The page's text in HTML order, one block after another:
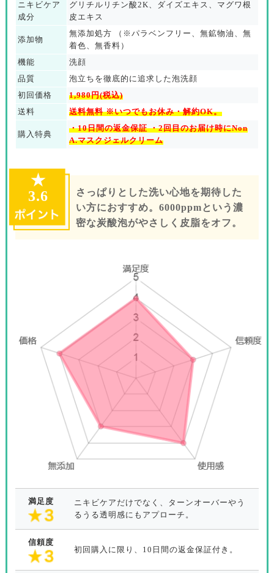
ニキビケア
成分
グリチルリチン酸2K、ダイズエキス、マグワ根
皮エキス
添加物
無添加処方 （※パラベンフリー、無鉱物油、無
着色、無香料）
機能
洗顔
品質
泡立ちを徹底的に追求した泡洗顔
初回価格
1,980円(税込)
送料
送料無料 ※いつでもお休み・解約OK。
購入特典
・10日間の返金保証 ・2回目のお届け時にNon
A.マスクジェルクリーム
★
3.6
さっぱりとした洗い心地を期待した
い方におすすめ。6000ppmという濃
密な炭酸泡がやさしく皮脂をオフ。
満足度
ニキビケアだけでなく、ターンオーバーやう
るうる透明感にもアプローチ。
信頼度
初回購入に限り、10日間の返金保証付き。